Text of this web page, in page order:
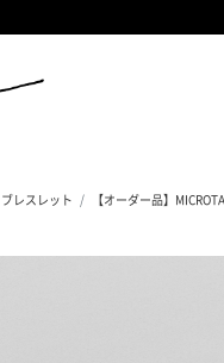
ブレスレット 【オーダー品】